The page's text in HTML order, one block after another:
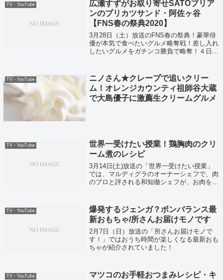
TV・YouTube
広瀬すずがお取り寄せSATOブリア
ンのブリカツサンド・阿佐ヶ谷
【FNS春の祭典2020】
3月28日（土）放送のFNS春の祭典！豪華俳
優が本気で食べたいグルメ略奪戦！差し入れ
したいグルメをガチンコ勝負で略奪！４日間
ド」が紹介されていました！
TV・YouTube
ニノさん★クレープで追いクリー
ム！オレンジカウンティ祖師谷大蔵
で大島優子に激薦生クリームグルメ
TV・YouTube
世界一受けたい授業！鶏胸肉のクリ
ーム煮のレシピ
3月14日(土)放送の「世界一受けたい授業」
では、マルディグラのオーナーシェフで、肉
のプロと評される和知徹シェフが、お肉を美
ね肉のクリーム煮」のレシピがこちら！
TV・YouTube
爆発するジェンガ？ボンバランス最
新おもちゃ/所さんお届けモノです
2月7日（日）放送の「所さんお届けモノで
す！」ではおうち時間が楽しくなる最新おも
ちゃが紹介されていました！
TV・YouTube
マツコのお手軽おつまみレシピ・キ